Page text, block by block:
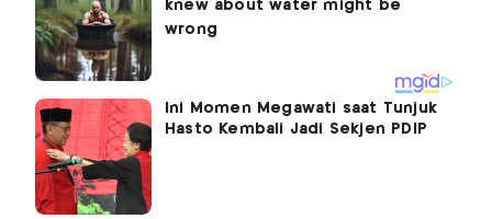
Ini Momen Megawati saat Tunjuk
Hasto Kembali Jadi Sekjen PDIP